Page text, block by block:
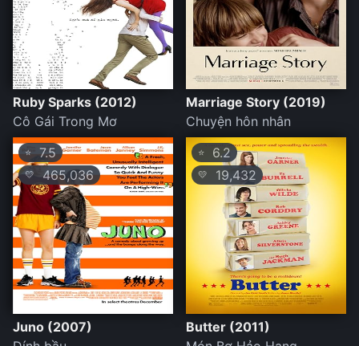
Ruby Sparks (2012)
Cô Gái Trong Mơ
Marriage Story (2019)
Chuyện hôn nhân
⭐7.5
💛 465,036
Juno (2007)
⭐ 6.2
💛 19,432
Butter (2011)